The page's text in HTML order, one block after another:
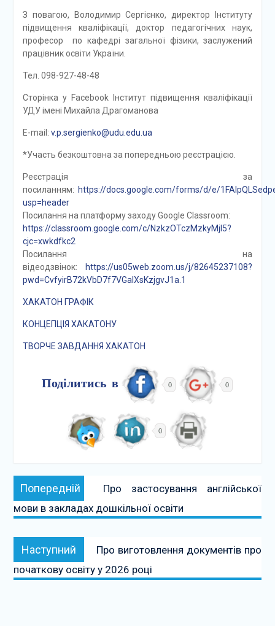
З повагою, Володимир Сергієнко, директор Інституту
підвищення кваліфікації, доктор педагогічних наук,
професор по кафедрі загальної фізики, заслужений
працівник освіти України.
Тел. 098-927-48-48
Сторінка у Facebook Інститут підвищення кваліфікації
УДУ імені Михайла Драгоманова
E-mail: v.p.sergienko@udu.edu.ua
*Участь безкоштовна за попередньою реєстрацією.
Реєстрація за
посиланням: https://docs.google.com/forms/d/e/
usp=header
Посилання на платформу заходу Google Classroom:
https://classroom.google.com/c/NzkzOTczMzkyMjI5?
cjc=xwkdfkc2
Посилання на
відеодзвінок:
https://us05web.zoom.us/j/82645237108?
pwd=CvfyirB72kVbD7f7VGaIXsKzjgvJ1a.1
ХАКАТОН ГРАФІК
КОНЦЕПЦІЯ ХАКАТОНУ
ТВОРЧЕ ЗАВДАННЯ ХАКАТОН
Поділитись в 0 0
0
Навігація
записів
Попередній Попередній:
Про застосування англійської
мови в закладах дошкільної освіти
Наступний Наступний:
Про виготовлення документів про
початкову освіту у 2026 році